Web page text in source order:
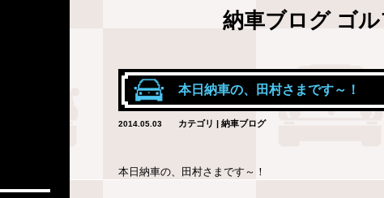
納車ブログ ゴ
本日納車の、田村さまです～！
2014.05.03 カテゴリ | 納車ブログ
本日納車の、田村さまです～！